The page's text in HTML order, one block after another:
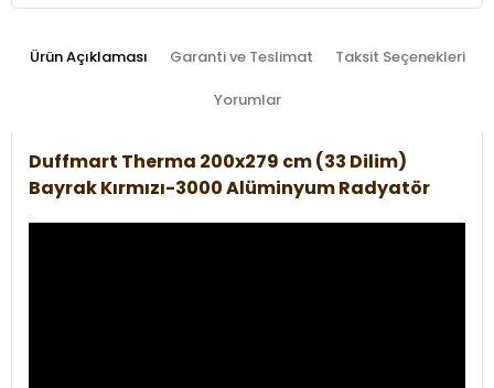
Ürün Açıklaması Garanti ve Teslimat Taksit Seçenekleri
Yorumlar
Duffmart Therma 200x279 cm (33 Dilim)
Bayrak Kırmızı-3000 Alüminyum Radyatör